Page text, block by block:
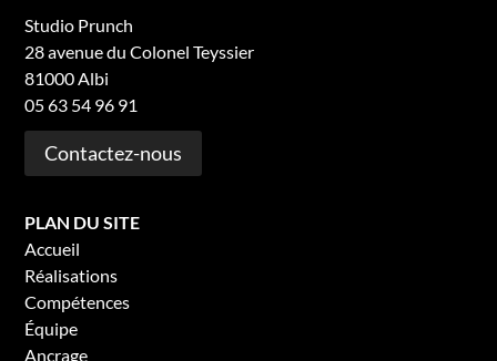
Studio Prunch
28 avenue du Colonel Teyssier
81000 Albi
05 63 54 96 91
Contactez-nous
PLAN DU SITE
Accueil
Réalisations
Compétences
Équipe
Ancrage